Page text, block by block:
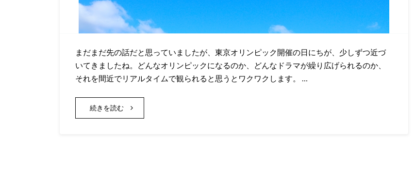
まだまだ先の話だと思っていましたが、東京オリンピック開催の日にちが、少しずつ近づ
いてきましたね。どんなオリンピックになるのか、どんなドラマが繰り広げられるのか、
それを間近でリアルタイムで観られると思うとワクワクします。 …
続きを読む